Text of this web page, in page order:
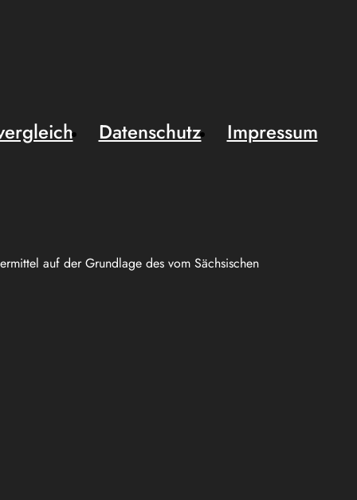
auf der Grundlage des vom Sächsischen
Datenschutz
Impressum